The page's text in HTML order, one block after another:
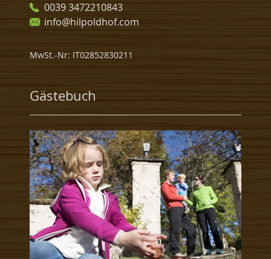
0039 3472210843
info@hilpoldhof.com
MwSt.-Nr: IT02852830211
Gästebuch